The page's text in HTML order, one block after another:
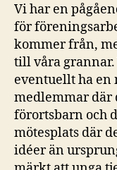
Vi har en
för
kommer från,
till våra grannar.
eventuellt ha en
medlemmar
förortsbarn och
mötesplats där
idéer än